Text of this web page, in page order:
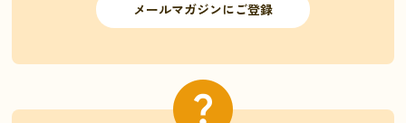
メールマガジンにご登録